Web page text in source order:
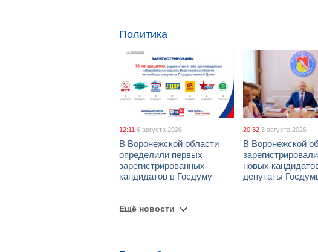
Политика
12:11 6 августа 2026
В Воронежской области
определили первых
зарегистрированных
кандидатов в Госдуму
20:32 3 августа 2026
В Воронежской
новых
депутаты
Ещё новости